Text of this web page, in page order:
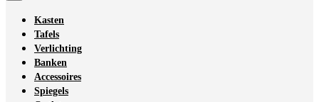
Kasten
Tafels
Verlichting
Banken
Accessoires
Spiegels